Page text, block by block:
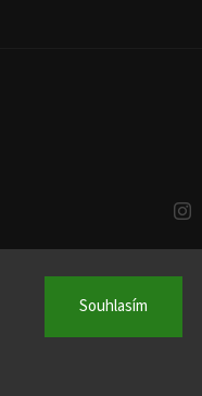
Souhlasím